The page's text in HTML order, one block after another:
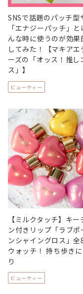
SNSで話題のパッチ型
「エナジーパッチ」
んな時に使うのが効果
してみた！【マキアエ
ーズの「オッス！推し
ス」】
ビューティー
【ミルクタッチ】キー
ン付きリップ「ラブポ
ンシャイングロス」全
ウォッチ！ 持ち歩き
り
ビューティー